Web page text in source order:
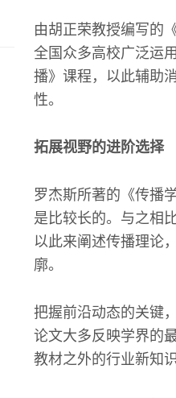
由胡正荣教授编写的
全国众多高校广泛运
播》课程，以此辅助
性。
拓展视野的进阶选择
罗杰斯所著的《传播
是比较长的。与之相
以此来阐述传播理论
廓。
把握前沿动态的关键
论文大多反映学界的
教材之外的行业新知识